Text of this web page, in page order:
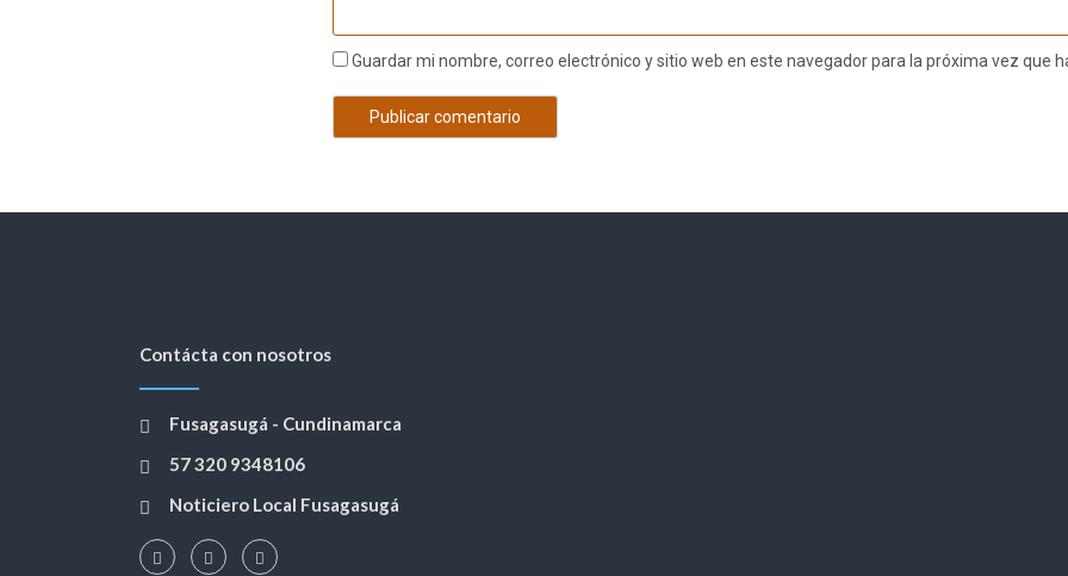
Guardar mi nombre, correo electrónico y sitio web en este navegador para la próxima vez que
Contácta con nosotros
Fusagasugá - Cundinamarca
57 320 9348106
Noticiero Local Fusagasugá